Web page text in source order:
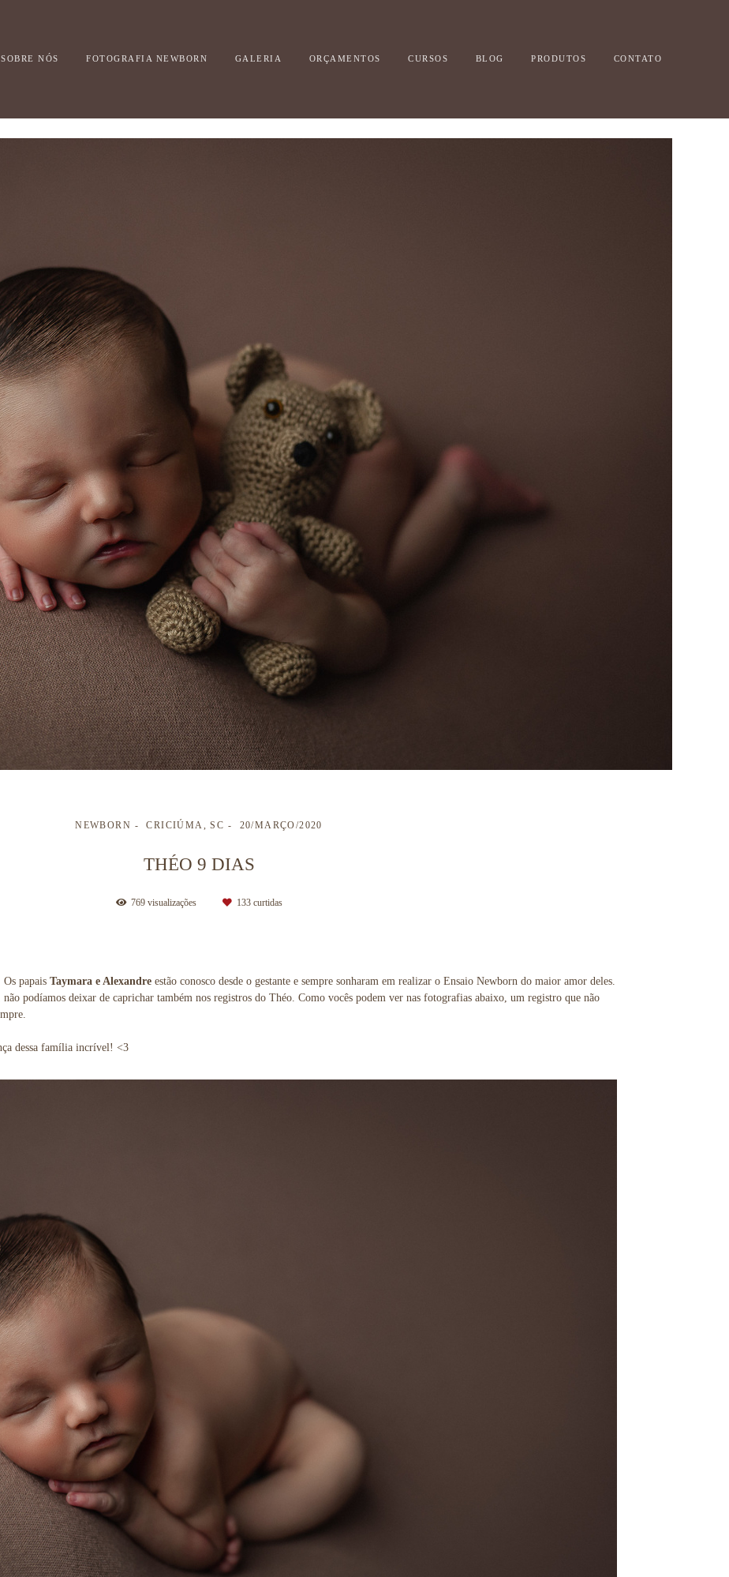
SOBRE NÓS FOTOGRAFIA NEWBORN GALERIA ORÇAMENTOS CURSOS BLOG PRODUTOS CONTATO
NEWBORN CRICIÚMA, SC 20/MARÇO/2020
THÉO 9 DIAS
769visualizações 133curtidas
papais Taymara e Alexandre estão conosco desde o gestante e sempre sonharam em realizar o Ensaio Newborn do maior amor deles.
podíamos deixar de caprichar também nos registros do Théo. Como vocês podem ver nas fotografias abaixo, um registro que não
dessa família incrível! <3